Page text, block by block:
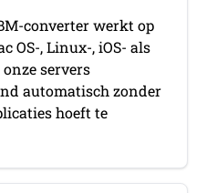
converter werkt op
OS-, Linux-, iOS- als
servers
automatisch zonder
hoeft te